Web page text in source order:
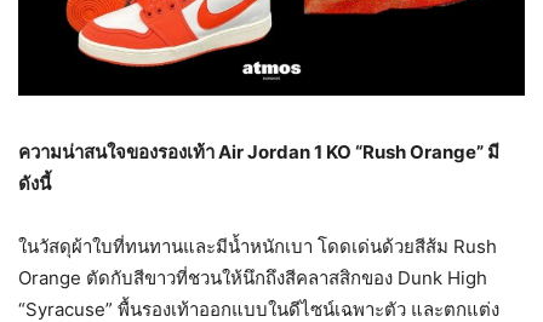
ความน่าสนใจของรองเท้าAir Jordan 1 KO “Rush Orange” มี
ดังนี้
ในวัสดุผ้าใบที่ทนทานและมีน้ำหนักเบา โดดเด่นด้วยสีส้ม Rush
Orange ตัดกับสีขาวที่ชวนให้นึกถึงสีคลาสสิกของ Dunk High
“Syracuse” พื้นรองเท้าออกแบบในดีไซน์เฉพาะตัว และตกแต่ง